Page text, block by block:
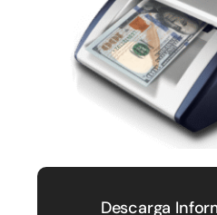
Descarga